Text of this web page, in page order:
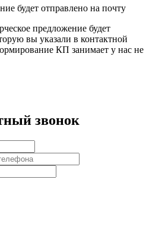
будет отправлено на почту
предложение будет
вы указали в контактной
КП занимает у нас не
звонок